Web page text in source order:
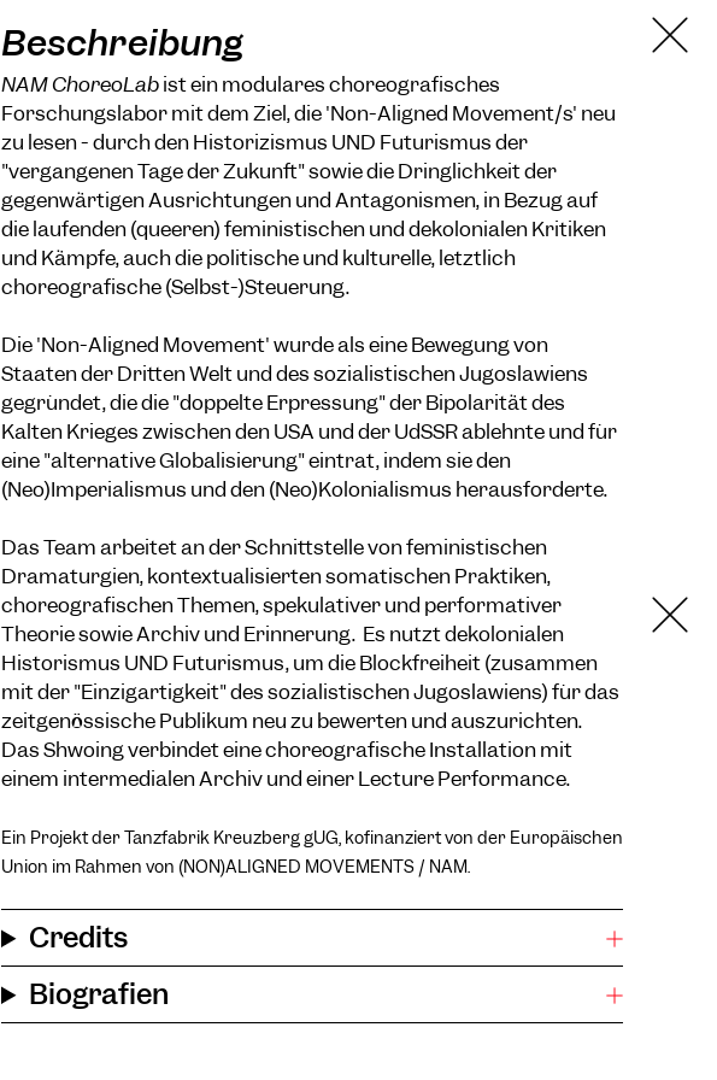
Beschreibung
NAM ChoreoLabist ein modulares choreografisches
Forschungslabor mit dem Ziel, die 'Non-Aligned Movement/s' neu
zu lesen - durch den Historizismus UND Futurismus der
"vergangenen Tage der Zukunft" sowie die Dringlichkeit der
gegenwärtigen Ausrichtungen und Antagonismen, in Bezug auf
die laufenden (queeren) feministischen und dekolonialen Kritiken
und Kämpfe, auch die politische und kulturelle, letztlich
choreografische (Selbst-)Steuerung.
Die 'Non-Aligned Movement' wurde als eine Bewegung von
Staaten der Dritten Welt und des sozialistischen Jugoslawiens
gegründet, die die "doppelte Erpressung" der Bipolarität des
Kalten Krieges zwischen den USA und der UdSSR ablehnte und für
eine "alternative Globalisierung" eintrat, indem sie den
(Neo)Imperialismus und den (Neo)Kolonialismus herausforderte.
Das Team arbeitet an der Schnittstelle von feministischen
Dramaturgien, kontextualisierten somatischen Praktiken,
choreografischen Themen, spekulativer und performativer
Theorie sowie Archiv und Erinnerung. Es nutzt dekolonialen
Historismus UND Futurismus, um die Blockfreiheit (zusammen
mit der "Einzigartigkeit" des sozialistischen Jugoslawiens) für das
zeitgenössische Publikum neu zu bewerten und auszurichten.
Das Shwoing verbindet eine choreografische Installation mit
einem intermedialen Archiv und einer Lecture Performance.
Ein Projekt der Tanzfabrik Kreuzberg gUG, kofinanziert von der Europäischen
Union im Rahmen von (NON)ALIGNED MOVEMENTS / NAM.
Credits
Biografien